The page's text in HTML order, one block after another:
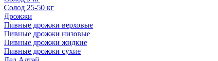
Солод 25-50 кг
Дрожжи
Пивные дрожжи верховые
Пивные дрожжи низовые
Пивные дрожжи жидкие
Пивные дрожжи сухие